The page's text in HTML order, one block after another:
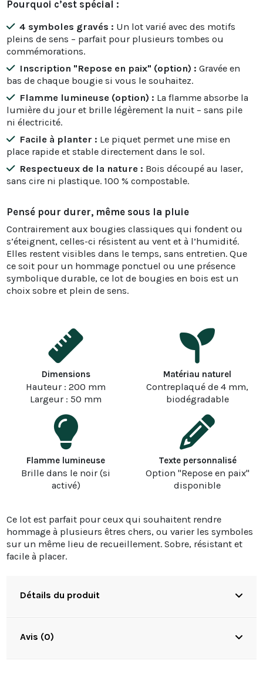
Pourquoi c’est spécial :
4 symboles gravés : Un lot varié avec des motifs
pleins de sens – parfait pour plusieurs tombes ou
commémorations.
Inscription "Repose en paix" (option) : Gravée en
bas de chaque bougie si vous le souhaitez.
Flamme lumineuse (option) : La flamme absorbe la
lumière du jour et brille légèrement la nuit – sans pile
ni électricité.
Facile à planter : Le piquet permet une mise en
place rapide et stable directement dans le sol.
Respectueux de la nature : Bois découpé au laser,
sans cire ni plastique. 100 % compostable.
Pensé pour durer, même sous la pluie
Contrairement aux bougies classiques qui fondent ou
s’éteignent, celles-ci résistent au vent et à l’humidité.
Elles restent visibles dans le temps, sans entretien. Que
ce soit pour un hommage ponctuel ou une présence
symbolique durable, ce lot de bougies en bois est un
choix sobre et plein de sens.
Dimensions
Hauteur : 200 mm
Largeur : 50 mm
Matériau naturel
Contreplaqué de 4 mm,
biodégradable
Flamme lumineuse
Brille dans le noir (si
activé)
Texte personnalisé
Option "Repose en paix"
disponible
Ce lot est parfait pour ceux qui souhaitent rendre
hommage à plusieurs êtres chers, ou varier les symboles
sur un même lieu de recueillement. Sobre, résistant et
facile à placer.
Détails du produit
Avis (0)